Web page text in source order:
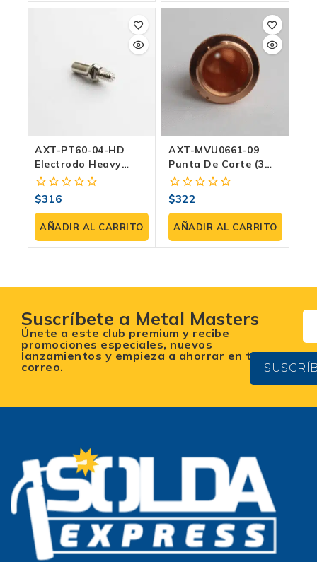
AXT-PT60-04-HD
Electrodo Heavy
Duty (3 Pzas) | Para
Antorcha PT60-2 –
Industrial
0
fuera
de
5
$316
AÑADIR AL CARRITO
AXT-MVU0661-09
Punta De Corte (3
Pzas) | Para
Antorcha SG-55 –
Profesional
0
fuera
de
5
$322
AÑADIR AL CARRITO
Suscríbete a Metal Masters
Únete a este club premium y recibe
promociones especiales, nuevos
lanzamientos y empieza a ahorrar en tu
correo.